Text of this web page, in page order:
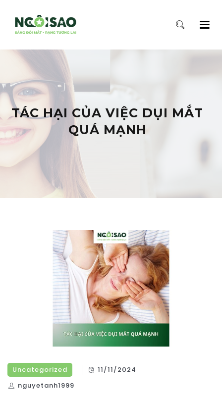
TÁC HẠI CỦA VIỆC DỤI MẮT
QUÁ MẠNH
Uncategorized
11/11/2024
nguyetanh1999